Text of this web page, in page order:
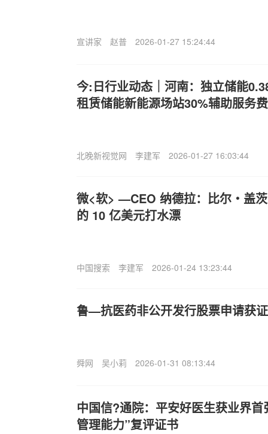
宣讲家 赵普 2026-01-27 15:24:44
今:日行业动态｜河南：独立储能
租赁储能新能源场站30%辅助服务
北晚新视觉网 李建军 2026-01-27 16:03:44
微<软> —CEO 纳德拉：比尔・盖
的 10 亿美元打水漂
中国搜索 李建军 2026-01-24 13:23:44
鲁—抗医药非公开发行股票申请获
舜网 吴小莉 2026-01-31 08:13:44
中国信?通院：平安好医生获业界
管理能力”复评证书